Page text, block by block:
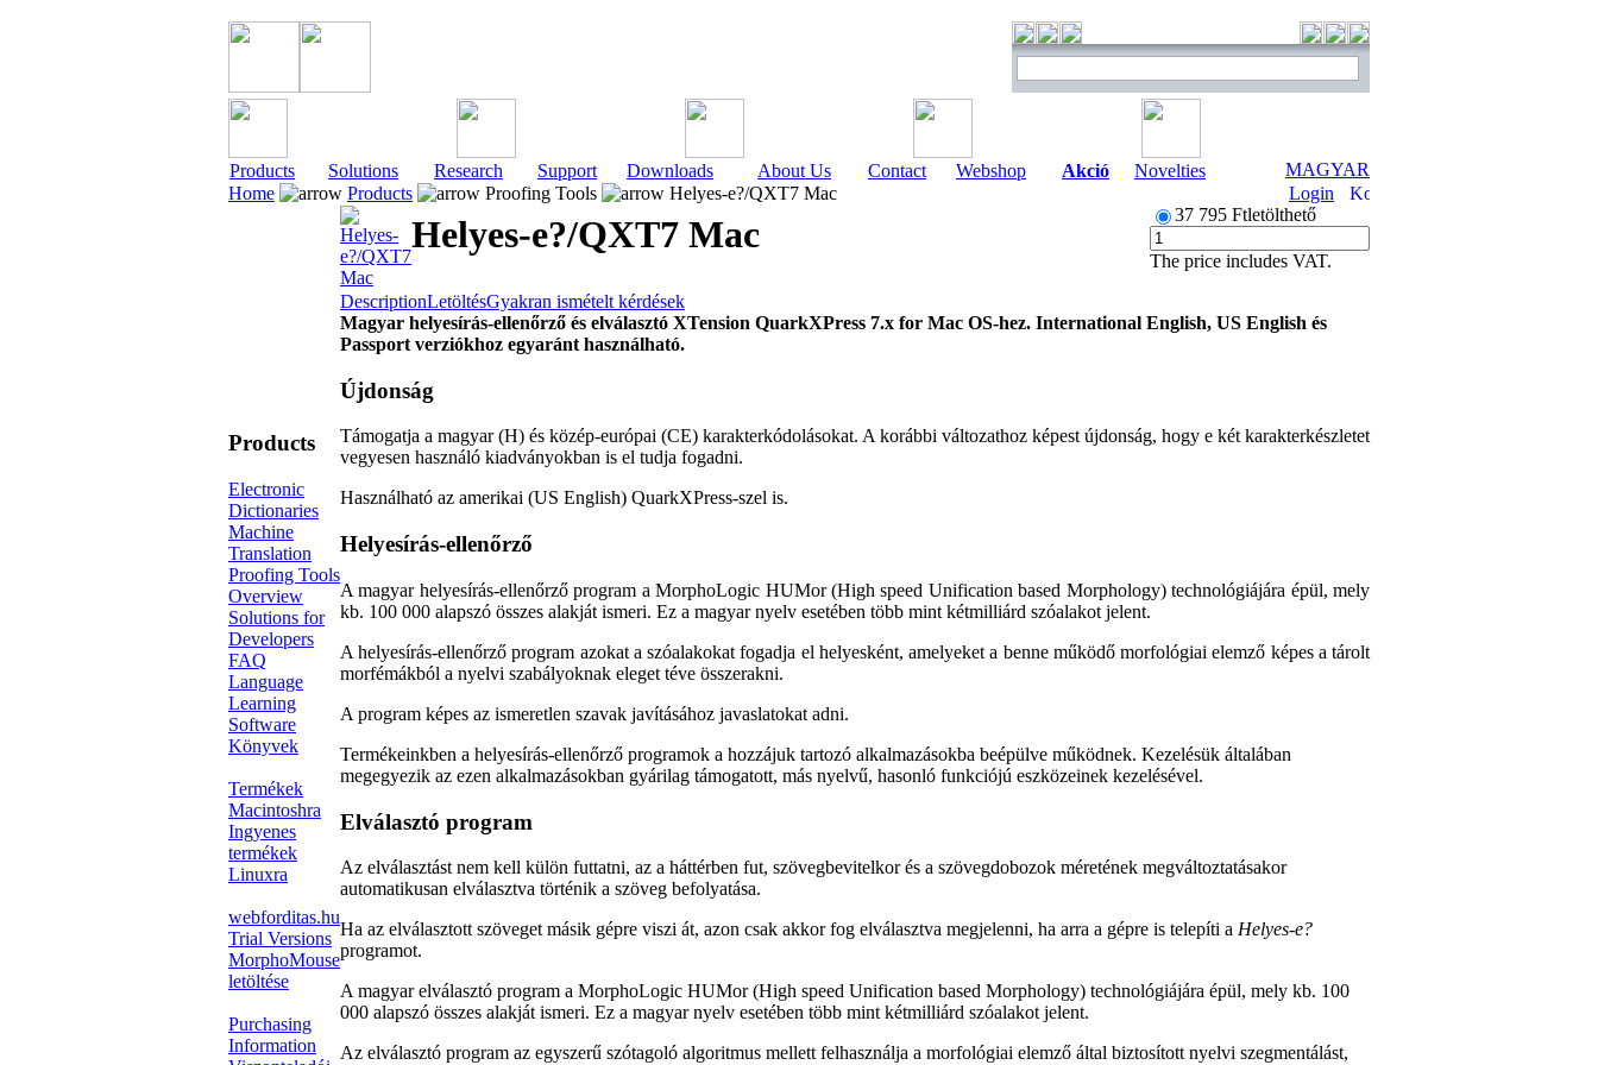
Products Solutions Research Support Downloads About Us Contact Webshop Akció Novelties
MAGYAR
Home
Products Proofing Tools Helyes-e?/QXT7 Mac Login
Products
Electronic
Dictionaries
Machine
Translation
Proofing Tools
Overview
Solutions for
Developers
FAQ
Language
Learning
Software
Könyvek
Termékek
Macintoshra
Ingyenes
termékek
Linuxra
webforditas.hu
Trial Versions
MorphoMouse
letöltése
Purchasing
Information
Helyes-e?/QXT7 Mac 37 795 Ftletölthető
The price includes VAT.
DescriptionLetöltésGyakran ismételt kérdések
Magyar helyesírás-ellenőrző és elválasztó XTension QuarkXPress 7.x for Mac OS-hez. International English, US English és
Passport verziókhoz egyaránt használható.
Újdonság
Támogatja a magyar (H) és közép-európai (CE) karakterkódolásokat. A korábbi változathoz képest újdonság, hogy e két karakterkészletet
vegyesen használó kiadványokban is el tudja fogadni.
Használható az amerikai (US English) QuarkXPress-szel is.
Helyesírás-ellenőrző
A magyar helyesírás-ellenőrző program a MorphoLogic HUMor (High speed Unification based Morphology) technológiájára épül, mely
kb. 100 000 alapszó összes alakját ismeri. Ez a magyar nyelv esetében több mint kétmilliárd szóalakot jelent.
A helyesírás-ellenőrző program azokat a szóalakokat fogadja el helyesként, amelyeket a benne működő morfológiai elemző képes a tárolt
morfémákból a nyelvi szabályoknak eleget téve összerakni.
A program képes az ismeretlen szavak javításához javaslatokat adni.
Termékeinkben a helyesírás-ellenőrző programok a hozzájuk tartozó alkalmazásokba beépülve működnek. Kezelésük általában
megegyezik az ezen alkalmazásokban gyárilag támogatott, más nyelvű, hasonló funkciójú eszközeinek kezelésével.
Elválasztó program
Az elválasztást nem kell külön futtatni, az a háttérben fut, szövegbevitelkor és a szövegdobozok méretének megváltoztatásakor
automatikusan elválasztva történik a szöveg befolyatása.
Ha az elválasztott szöveget másik gépre viszi át, azon csak akkor fog elválasztva megjelenni, ha arra a gépre is telepíti a Helyes-e?
programot.
A magyar elválasztó program a MorphoLogic HUMor (High speed Unification based Morphology) technológiájára épül, mely kb. 100
000 alapszó összes alakját ismeri. Ez a magyar nyelv esetében több mint kétmilliárd szóalakot jelent.
Az elválasztó program az egyszerű szótagoló algoritmus mellett felhasználja a morfológiai elemző által biztosított nyelvi szegmentálást,